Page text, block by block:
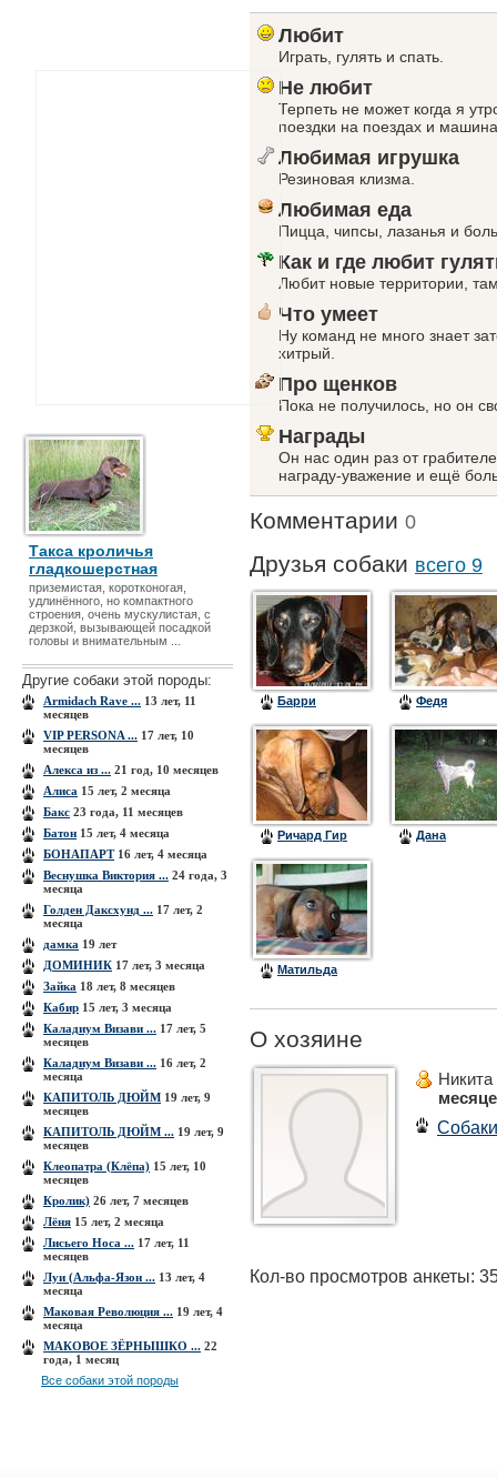
Такса кроличья
гладкошерстная
приземистая, коротконогая,
удлинённого, но компактного
строения, очень мускулистая, с
дерзкой, вызывающей посадкой
головы и внимательным ...
Другие собаки этой породы:
Armidach Rave ... 13 лет, 11
месяцев
VIP PERSONA ... 17 лет, 10
месяцев
Алекса из ... 21 год, 10 месяцев
Алиса 15 лет, 2 месяца
Бакс 23 года, 11 месяцев
Батон 15 лет, 4 месяца
БОНАПАРТ16 лет, 4 месяца
Веснушка Виктория ... 24 года, 3
месяца
Голден Даксхунд ... 17 лет, 2
месяца
дамка 19 лет
ДОМИНИК 17 лет, 3 месяца
Зайка 18 лет, 8 месяцев
Кабир 15 лет, 3 месяца
Каладиум Визави ... 17 лет, 5
месяцев
Каладиум Визави ... 16 лет, 2
месяца
КАПИТОЛЬ ДЮЙМ 19 лет, 9
месяцев
КАПИТОЛЬ ДЮЙМ ... 19 лет, 9
месяцев
Клеопатра (Клёпа) 15 лет, 10
месяцев
Кролик) 26 лет, 7 месяцев
Лёня 15 лет, 2 месяца
Лисьего Носа ... 17 лет, 11
месяцев
Луи (Альфа-Язон ... 13 лет, 4
месяца
Маковая Революция ... 19 лет, 4
месяца
МАКОВОЕ ЗЁРНЫШКО ... 22
года, 1 месяц
Все собаки этой породы
Любит
Играть, гулять и спать.
Не любит
Терпеть не может когда я
поездки на поездах и
Любимая игрушка
Резиновая клизма.
Любимая еда
Пицца, чипсы, лазанья и
Как и где любит
Любит новые территории,
Что умеет
Ну команд не много знает
хитрый.
Про щенков
Пока не получилось, но он
Награды
Он нас один раз от
награду-уважение и ещё
Комментарии 0
Друзья собаки всего 9
Барри Федя
Ричард Гир Дана
Матильда
О хозяине
Собаки
Кол-во просмотров анкеты: